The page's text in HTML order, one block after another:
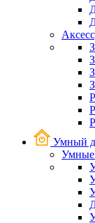
Умный
Умные